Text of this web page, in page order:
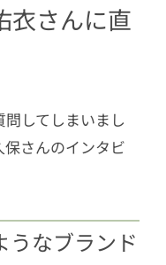
衣さんに直
してしまいまし
さんのインタビ
うなブランド